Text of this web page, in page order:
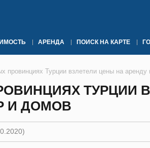
АРЕНДА ПОИСК НА КАРТЕ
провинциях Турции взлетели цены на аренду
ТУРЦИИ
И ДОМОВ